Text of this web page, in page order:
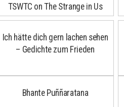
TSWTC on The Strange in Us
Ich hätte dich gern lachen sehen
– Gedichte zum Frieden
Bhante Puññaratana